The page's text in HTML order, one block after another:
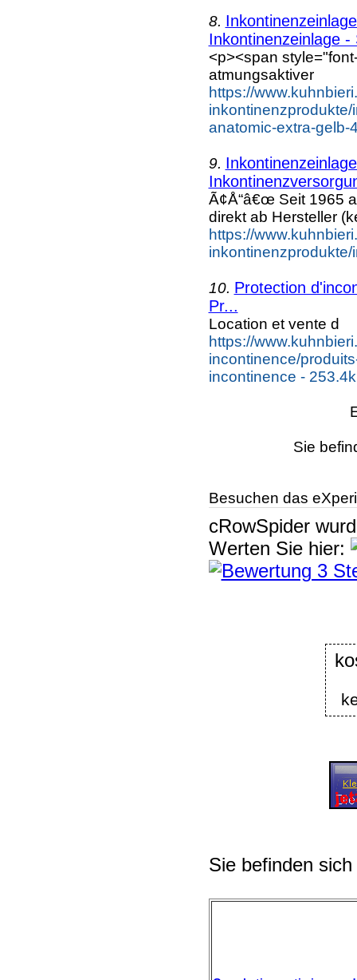
8.
Inkontinenzeinlage -
<p><span
atmungsaktiver
https://
anatomic-extra-gelb-
9.
Ã¢Å“â€œ Seit 1965
direkt ab Hersteller
https://
10. Protection
Pr...
Location et vente d
https://
incontinence/
incontinence -
Sie
Besuchen das
cRowSpider
Werten Sie hier:
Sie befinden